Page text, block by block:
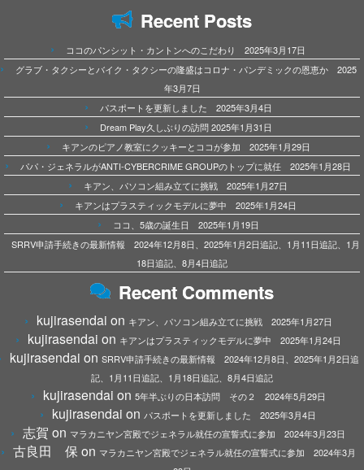
Recent Posts
ココのパンシット・カントンへのこだわり 2025年3月17日
グラブ・タクシーとバイク・タクシーの隆盛はコロナ・パンデミックの恩恵か 2025
年3月7日
パスポートを更新しました 2025年3月4日
Dream Play久しぶりの訪問 2025年1月31日
キアンのピアノ教室にクッキーとココが参加 2025年1月29日
パパ・ジェネラルがANTI-CYBERCRIME GROUPのトップに就任 2025年1月28日
キアン、パソコン組み立てに挑戦 2025年1月27日
キアンはプラスティックモデルに夢中 2025年1月24日
ココ、5歳の誕生日 2025年1月19日
SRRV申請手続きの最新情報 2024年12月8日、2025年1月2日追記、1月11日追記、1月
18日追記、8月4日追記
Recent Comments
kujirasendai on キアン、パソコン組み立てに挑戦 2025年1月27日
kujirasendai on キアンはプラスティックモデルに夢中 2025年1月24日
kujirasendai on SRRV申請手続きの最新情報 2024年12月8日、2025年1月2日追
記、1月11日追記、1月18日追記、8月4日追記
kujirasendai on 5年半ぶりの日本訪問 その２ 2024年5月29日
kujirasendai on パスポートを更新しました 2025年3月4日
志賀 on マラカニヤン宮殿でジェネラル就任の宣誓式に参加 2024年3月23日
古良田 保 on マラカニヤン宮殿でジェネラル就任の宣誓式に参加 2024年3月